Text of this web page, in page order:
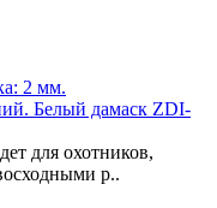
2 мм.
Белый дамаск ZDI-
для охотников,
р..